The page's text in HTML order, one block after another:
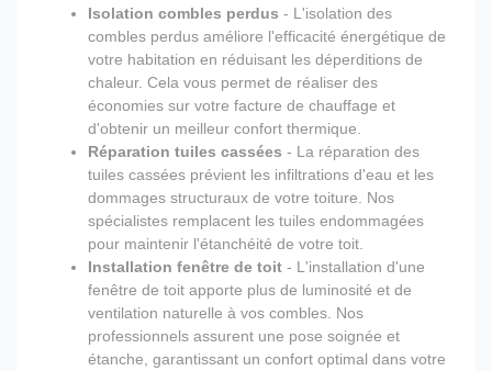
Isolation combles perdus - L'isolation des
combles perdus améliore l'efficacité énergétique de
votre habitation en réduisant les déperditions de
chaleur. Cela vous permet de réaliser des
économies sur votre facture de chauffage et
d'obtenir un meilleur confort thermique.
Réparation tuiles cassées - La réparation des
tuiles cassées prévient les infiltrations d'eau et les
dommages structuraux de votre toiture. Nos
spécialistes remplacent les tuiles endommagées
pour maintenir l'étanchéité de votre toit.
Installation fenêtre de toit - L'installation d'une
fenêtre de toit apporte plus de luminosité et de
ventilation naturelle à vos combles. Nos
professionnels assurent une pose soignée et
étanche, garantissant un confort optimal dans votre